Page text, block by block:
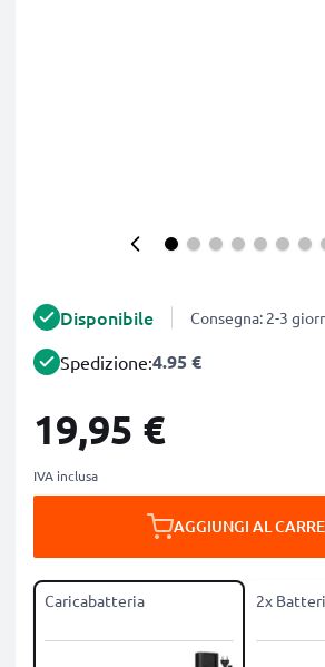
Disponibile Consegna: 2-3
Spedizione:4.95 €
19,95 €
IVA inclusa
AGGIUNGI AL
Caricabatteria 2x